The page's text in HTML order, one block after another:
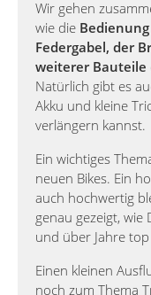
Wir gehen
wie die
Federgabel, der
weiterer Bauteile
Natürlich gibt es
Akku und kleine
verlängern kannst.
Ein wichtiges
neuen Bikes. Ein
auch hochwertig
genau gezeigt, wie
und über Jahre
Einen kleinen
noch zum Thema